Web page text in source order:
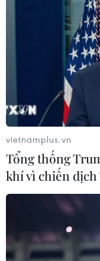
Google Maps
dùng tạo các
25/03/2019 22:51
Với tính năng mới
điểm, ngày, giờ
khác để mô tả
Maps.
vietnamplus.vn
Tổng thống
khí vì chiến